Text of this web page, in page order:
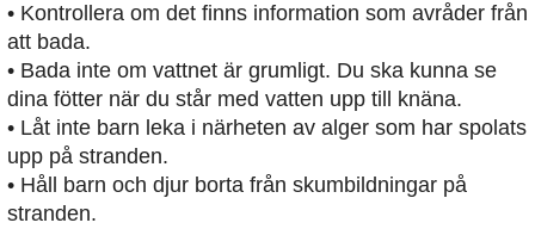
• Kontrollera om det finns information som avråder från
att bada.
• Bada inte om vattnet är grumligt. Du ska kunna se
dina fötter när du står med vatten upp till knäna.
• Låt inte barn leka i närheten av alger som har spolats
upp på stranden.
• Håll barn och djur borta från skumbildningar på
stranden.